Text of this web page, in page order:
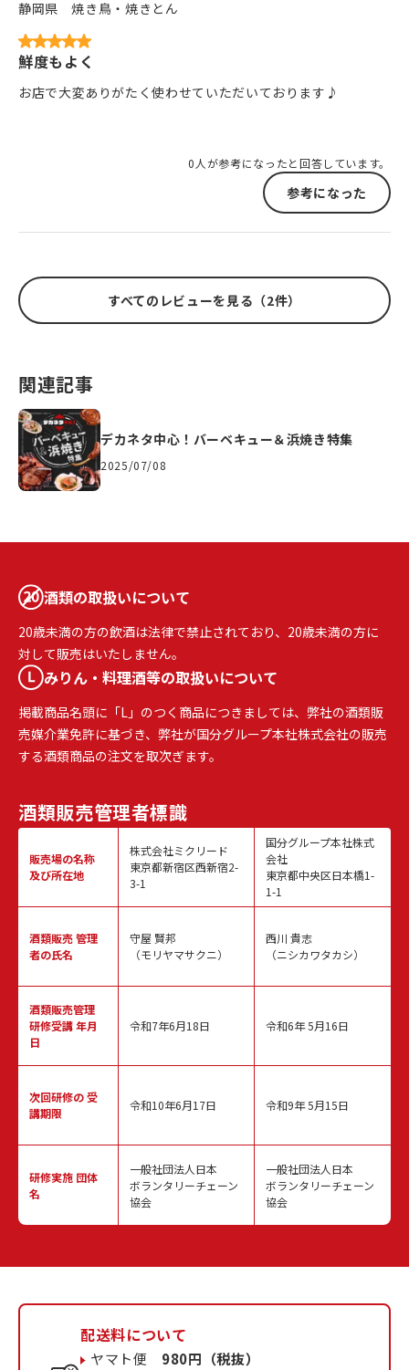
静岡県 焼き鳥・焼きとん
鮮度もよく
お店で大変ありがたく使わせていただいております♪
0人が参考になったと回答しています。
参考になった
すべてのレビューを見る（2件）
関連記事
デカネタ中心！バーベキュー＆浜焼き特集
2025/07/08
酒類の取扱いについて
20歳未満の方の飲酒は法律で禁止されており、20歳未満の方に
対して販売はいたしません。
みりん・料理酒等の取扱いについて
掲載商品名頭に「L」のつく商品につきましては、弊社の酒類販
売媒介業免許に基づき、弊社が国分グループ本社株式会社の販売
する酒類商品の注文を取次ぎます。
酒類販売管理者標識
販売場の名称
及び所在地
酒類販売管理
者の氏名
酒類販売管理
研修受講 年月
日
次回研修の受
講期限
研修実施 団体
名
株式会社ミクリード
東京都新宿区西新宿2-
3-1
守屋 賢邦
（モリヤマサクニ）
令和7年6月18日
令和10年6月17日
一般社団法人日本
ボランタリーチェーン
協会
国分グループ本社株式
会社
東京都中央区日本橋1-
1-1
西川 貴志
（ニシカワタカシ）
令和6年 5月16日
令和9年 5月15日
一般社団法人日本
ボランタリーチェーン
協会
配送料について
ヤマト便 980円（税抜）